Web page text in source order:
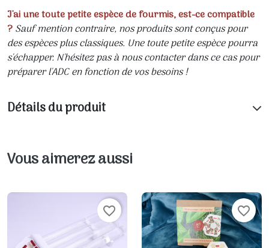
J'ai une toute petite espèce de fourmis, est-ce compatible
?Sauf mention contraire, nos produits sont conçus pour
des espèces plus classiques. Une toute petite espèce pourra
s'échapper. N'hésitez pas à nous contacter dans ce cas pour
préparer l'ADC en fonction de vos besoins !
Détails du produit
Vous aimerez aussi
favorite_border favorite_border